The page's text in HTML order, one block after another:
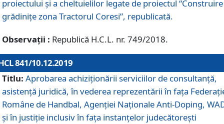
proiectului și a cheltuielilor legate de proiectul “Construire
grădinițe zona Tractorul Coresi”, republicată.
Observații : Republică H.C.L. nr. 749/2018.
841/10.12.2019
Titlu: Aprobarea achiziționării serviciilor de consultanță,
asistență juridică, în vederea reprezentării în fața
Române de Handbal, Agenției Naționale Anti-Doping,
și în justiție inclusiv în fața instanțelor judecătorești